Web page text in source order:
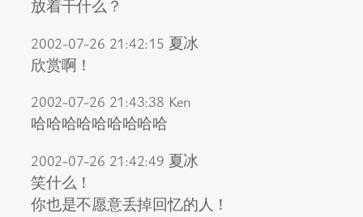
放着干什么？
2002-07-26 21:42:15 夏冰
欣赏啊！
2002-07-26 21:43:38 Ken
哈哈哈哈哈哈哈哈哈
2002-07-26 21:42:49 夏冰
笑什么！
你也是不愿意丢掉回忆的人！